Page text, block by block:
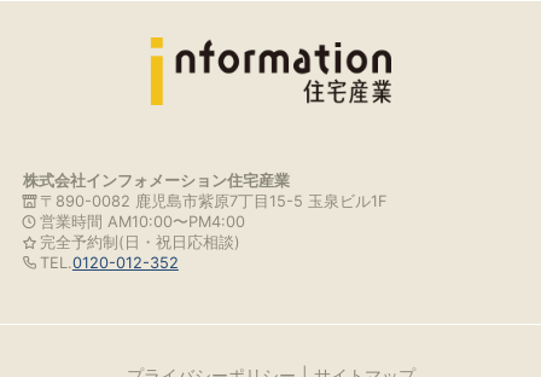
株式会社インフォメーション住宅産業
〒890-0082 鹿児島市紫原7丁目15-5 玉泉ビル1F
営業時間 AM10:00〜PM4:00
完全予約制(日・祝日応相談)
TEL.0120-012-352